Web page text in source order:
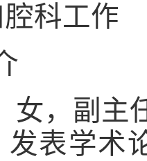
科工作
女，副主
发表学术